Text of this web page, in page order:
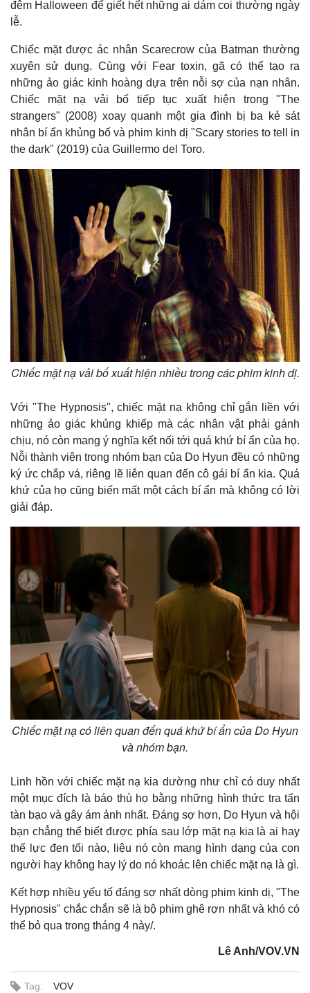
Pháp luật
Tin nóng
Tư vấn luật
Quân sự - Quốc phòng
Việt Nam
Phân tích
đêm Halloween để giết hết những ai dám coi thường ngày
lễ.
Chiếc mặt được ác nhân Scarecrow của Batman thường
xuyên sử dụng. Cùng với Fear toxin, gã có thể tạo ra
những ảo giác kinh hoàng dựa trên nỗi sợ của nạn nhân.
Chiếc mặt nạ vải bố tiếp tục xuất hiện trong "The
strangers" (2008) xoay quanh một gia đình bị ba kẻ sát
nhân bí ẩn khủng bố và phim kinh dị "Scary stories to tell in
the dark" (2019) của Guillermo del Toro.
Chiếc mặt nạ vải bố xuất hiện nhiều trong các phim kinh dị.
Với "The Hypnosis", chiếc mặt nạ không chỉ gắn liền với
những ảo giác khủng khiếp mà các nhân vật phải gánh
chịu, nó còn mang ý nghĩa kết nối tới quá khứ bí ẩn của họ.
Nỗi thành viên trong nhóm bạn của Do Hyun đều có những
ký ức chắp vá, riêng lẽ liên quan đến cô gái bí ẩn kia. Quá
khứ của họ cũng biến mất một cách bí ẩn mà không có lời
giải đáp.
Chiếc mặt nạ có liên quan đến quá khứ bí ẩn của Do Hyun
và nhóm bạn.
Linh hồn với chiếc mặt nạ kia dường như chỉ có duy nhất
một mục đích là báo thù họ bằng những hình thức tra tấn
tàn bạo và gây ám ảnh nhất. Đáng sợ hơn, Do Hyun và hội
bạn chẳng thể biết được phía sau lớp mặt nạ kia là ai hay
thế lực đen tối nào, liệu nó còn mang hình dạng của con
người hay không hay lý do nó khoác lên chiếc mặt nạ là gì.
Kết hợp nhiều yếu tố đáng sợ nhất dòng phim kinh dị, "The
Hypnosis" chắc chắn sẽ là bộ phim ghê rợn nhất và khó có
thể bỏ qua trong tháng 4 này/.
Lê Anh/VOV.VN
Tag: VOV